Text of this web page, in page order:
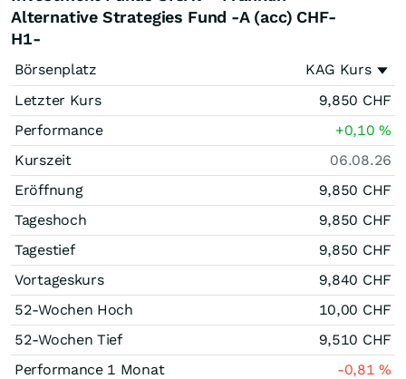
Alternative Strategies Fund -A (acc) CHF-
H1-
Börsenplatz
KAG Kurs
Letzter Kurs
9,850 CHF
Performance
+0,10%
Kurszeit
06.08.26
Eröffnung
9,850 CHF
Tageshoch
9,850 CHF
Tagestief
9,850 CHF
Vortageskurs
9,840 CHF
52-Wochen Hoch
10,00 CHF
52-Wochen Tief
9,510 CHF
Performance 1 Monat
-0,81%